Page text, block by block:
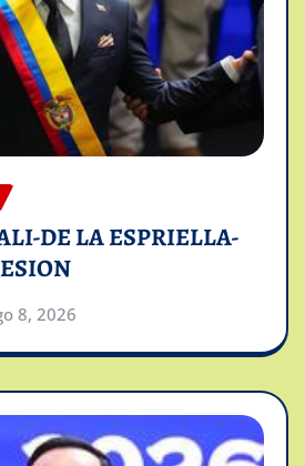
DE LA ESPRIELLA-
8, 2026